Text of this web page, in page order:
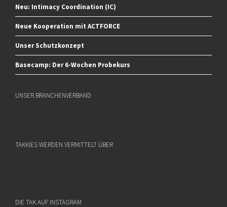
Neu: Intimacy Coordination (IC)
Neue Kooperation mit ACTFORCE
Unser Schutzkonzept
Basecamp: Der 6-Wochen Probekurs
UNSER BRANCHENVERBAND
TAKKIES WERDEN VERMITTELT ÜBER
DIE TAK AUF INSTAGRAM